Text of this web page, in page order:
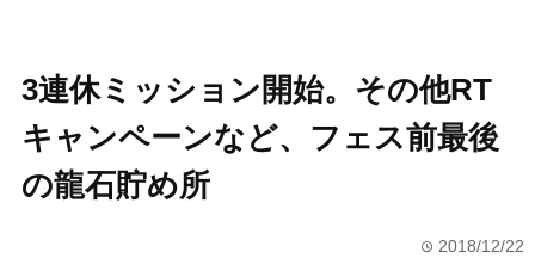
3連休ミッション開始。その他RT
キャンペーンなど、フェス前最後
の龍石貯め所
time 2018/12/22